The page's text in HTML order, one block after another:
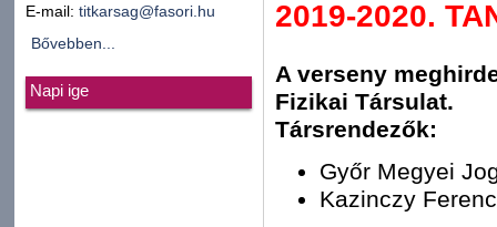
E-mail: titkarsag@fasori.hu
Bővebben...
Napi ige
2019-2020.
A verseny
Fizikai Társulat.
Társrendezők:
Győr Megyei
Kazinczy